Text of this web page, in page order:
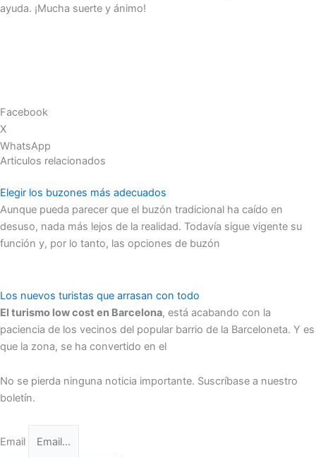
ayuda. ¡Mucha suerte y ánimo!
Facebook
X
WhatsApp
Articulos relacionados
Elegir los buzones más adecuados
Aunque pueda parecer que el buzón tradicional ha caído en
desuso, nada más lejos de la realidad. Todavía sigue vigente su
función y, por lo tanto, las opciones de buzón
Los nuevos turistas que arrasan con todo
El turismo low cost en Barcelona, está acabando con la
paciencia de los vecinos del popular barrio de la Barceloneta. Y es
que la zona, se ha convertido en el
No se pierda ninguna noticia importante. Suscríbase a nuestro
boletín.
Email